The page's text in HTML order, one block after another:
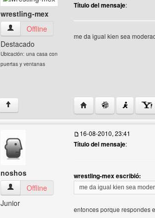
wrestling-mex
wrestling-mex Ver perfil del usuario
Offline
Destacado
Ubicación: una casa con
puertas y ventanas
Título del mensaje:
me da igual kien sea
↑ Visitar sitio web del
noshos
noshos Ver perfil del usuario
Offline
Junior
16-08-2010, 23:41
Título del mensaje:
wrestling-mex escribió:
me da igual kien sea
entonces porque respondes